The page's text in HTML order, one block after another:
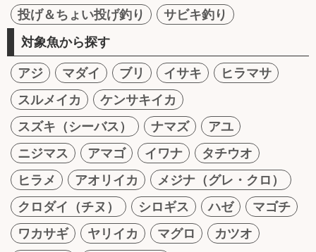
投げ＆ちょい投げ釣り
サビキ釣り
対象魚から探す
アジ マダイ ブリ イサキ
ヒラマサ
スルメイカ
ケンサキイカ
スズキ（シーバス）
ナマズ
アユ
ニジマス
アマゴ イワナ
タチウオ
ヒラメ
アオリイカ
メジナ（グレ・クロ）
クロダイ（チヌ）
シロギス ハゼ
マゴチ
ワカサギ
ヤリイカ マグロ
カツオ